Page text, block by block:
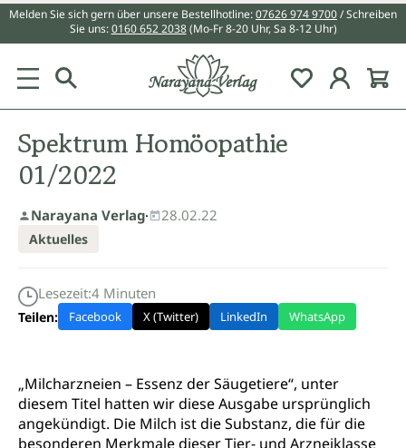
springen
Melden Sie sich gern über unsere Bestellhotline:07626 974 9700/ Schreiben
Sie uns:0160 652 2038 (Mo-Fr 8-20 Uhr, Sa 8-12 Uhr)
Du hast 0
Spektrum Homöopathie
01/2022
Narayana Verlag· 28.02.22
Aktuelles
Lesezeit:4 Minuten
Teilen: Facebook X (Twitter) LinkedIn WhatsApp
„Milcharzneien – Essenz der Säugetiere“, unter
diesem Titel hatten wir diese Ausgabe ursprünglich
angekündigt. Die Milch ist die Substanz, die für die
besonderen Merkmale dieser Tier- und Arzneiklasse